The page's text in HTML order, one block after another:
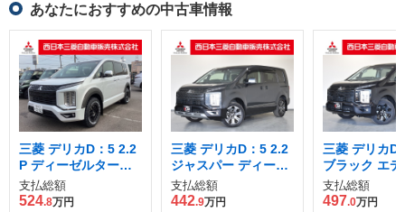
あなたにおすすめの中古車情報
三菱 デリカD：5 2.2
P ディーゼルターボ
4WD
支払総額
524.8万円
三菱 デリカD：5 2.2
ジャスパー ディーゼ
ルターボ 4WD
支払総額
442.9万円
三菱 デリカD
ブラック エ
ン ディーゼ
4WD
支払総額
497.0万円